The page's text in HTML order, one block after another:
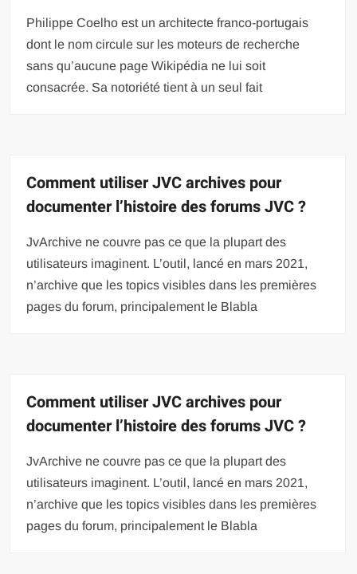
Philippe Coelho est un architecte franco-portugais
dont le nom circule sur les moteurs de recherche
sans qu’aucune page Wikipédia ne lui soit
consacrée. Sa notoriété tient à un seul fait
Comment utiliser JVC archives pour
documenter l’histoire des forums JVC ?
JvArchive ne couvre pas ce que la plupart des
utilisateurs imaginent. L’outil, lancé en mars 2021,
n’archive que les topics visibles dans les premières
pages du forum, principalement le Blabla
Comment utiliser JVC archives pour
documenter l’histoire des forums JVC ?
JvArchive ne couvre pas ce que la plupart des
utilisateurs imaginent. L’outil, lancé en mars 2021,
n’archive que les topics visibles dans les premières
pages du forum, principalement le Blabla